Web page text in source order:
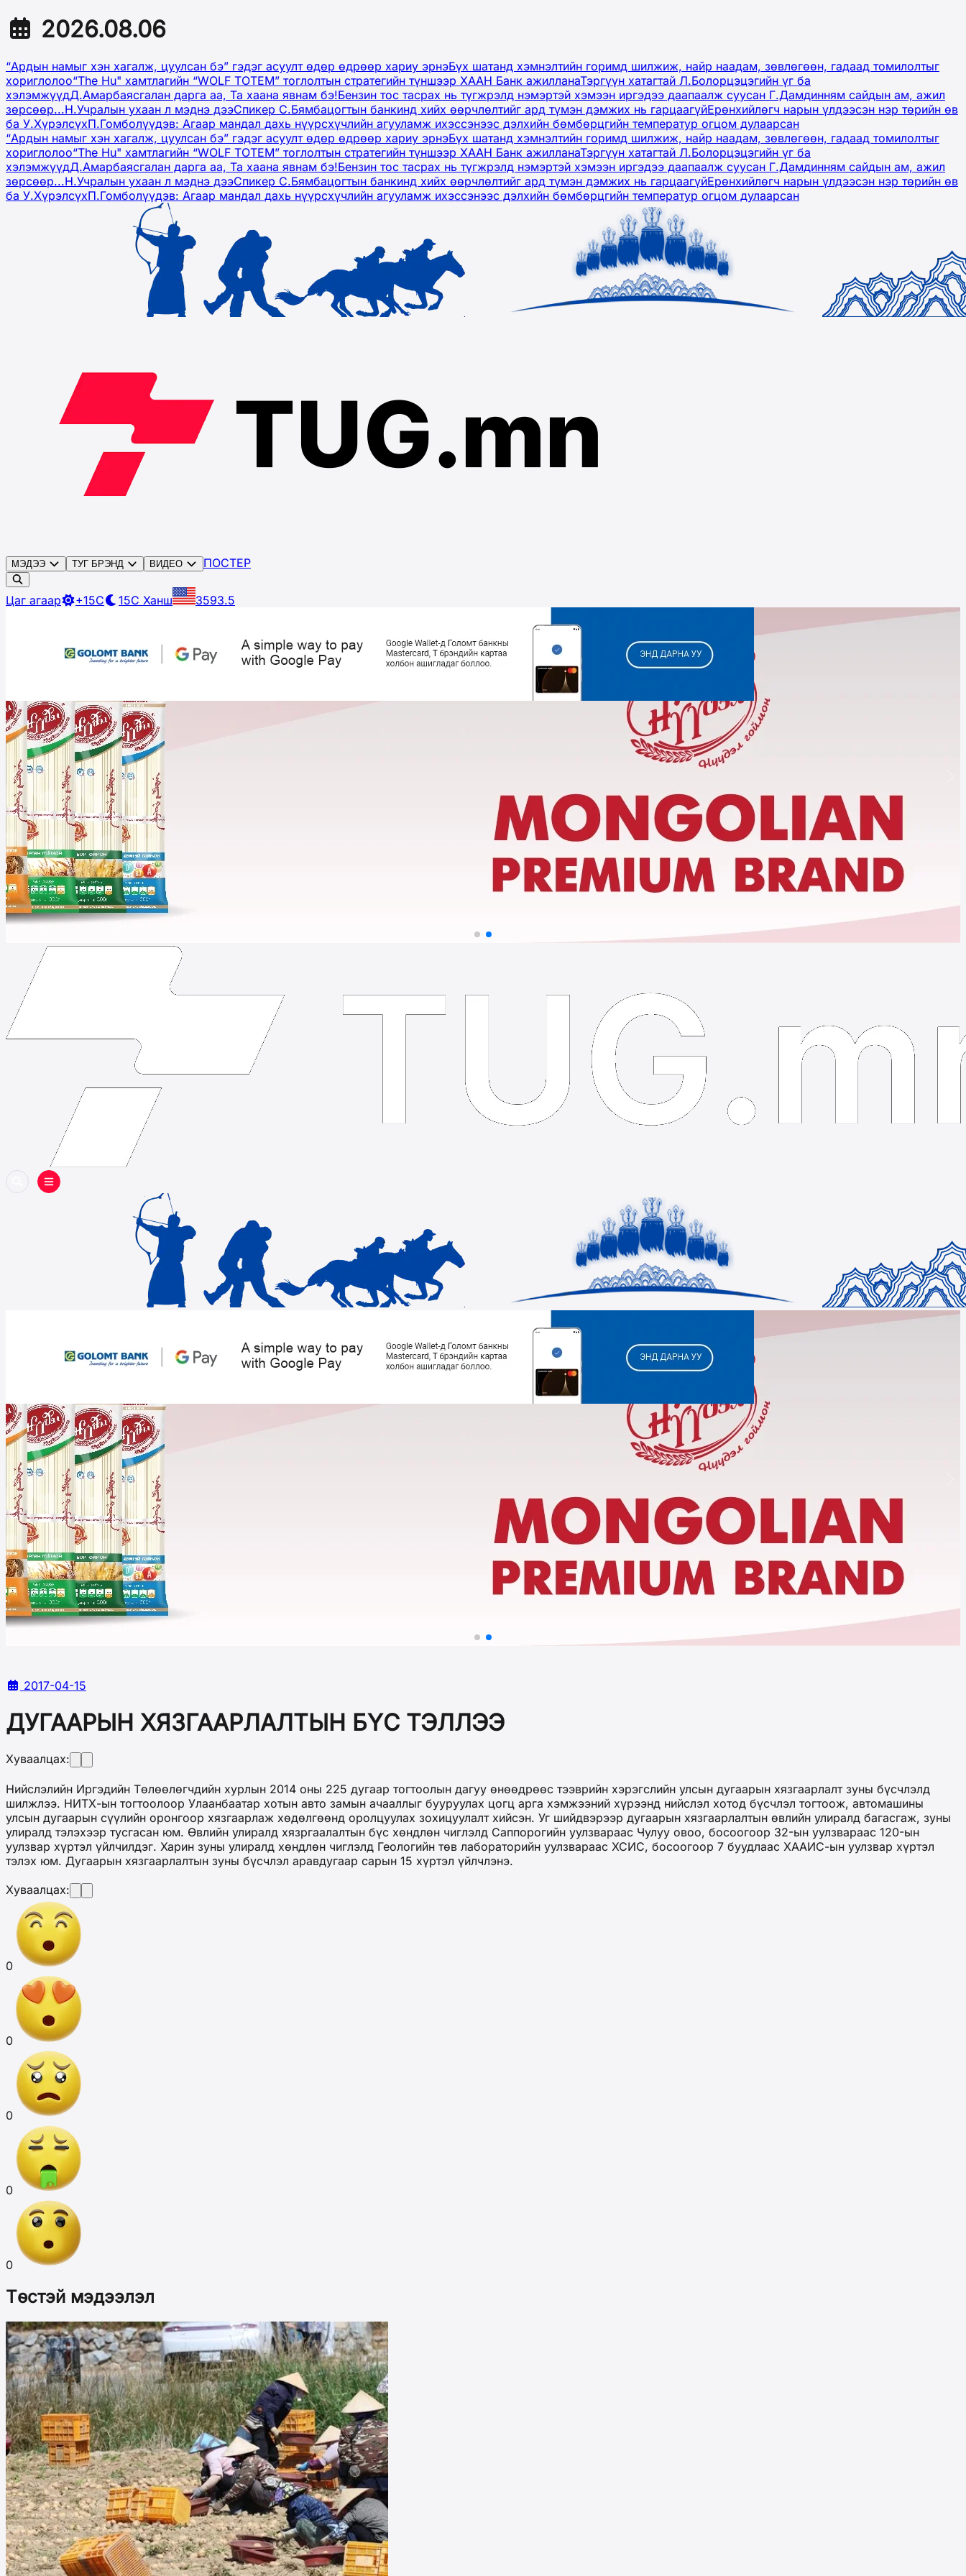
2026.08.06
“Ардын намыг хэн хагалж, цуулсан бэ” гэдэг асуулт өдөр өдрөөр хариу эрнэБүх шатанд хэмнэлтийн горимд шилжиж, найр наадам, зөвлөгөөн, гадаад томилолтыг
хориглолоо“The Hu" хамтлагийн “WOLF TOTEM” тоглолтын стратегийн түншээр ХААН Банк ажилланаТэргүүн хатагтай Л.Болорцэцэгийн үг ба
хэлэмжүүдД.Амарбаясгалан дарга аа, Та хаана явнам бэ!Бензин тос тасрах нь түгжрэлд нэмэртэй хэмээн иргэдээ даапаалж суусан Г.Дамдинням сайдын ам, ажил
зөрсөөр...Н.Учралын ухаан л мэднэ дээСпикер С.Бямбацогтын банкинд хийх өөрчлөлтийг ард түмэн дэмжих нь гарцаагүйЕрөнхийлөгч нарын үлдээсэн нэр төрийн өв
ба У.ХүрэлсүхП.Гомболүүдэв: Агаар мандал дахь нүүрсхүчлийн агууламж ихэссэнээс дэлхийн бөмбөрцгийн температур огцом дулаарсан
“Ардын намыг хэн хагалж, цуулсан бэ” гэдэг асуулт өдөр өдрөөр хариу эрнэБүх шатанд хэмнэлтийн горимд шилжиж, найр наадам, зөвлөгөөн, гадаад томилолтыг
хориглолоо“The Hu" хамтлагийн “WOLF TOTEM” тоглолтын стратегийн түншээр ХААН Банк ажилланаТэргүүн хатагтай Л.Болорцэцэгийн үг ба
хэлэмжүүдД.Амарбаясгалан дарга аа, Та хаана явнам бэ!Бензин тос тасрах нь түгжрэлд нэмэртэй хэмээн иргэдээ даапаалж суусан Г.Дамдинням сайдын ам, ажил
зөрсөөр...Н.Учралын ухаан л мэднэ дээСпикер С.Бямбацогтын банкинд хийх өөрчлөлтийг ард түмэн дэмжих нь гарцаагүйЕрөнхийлөгч нарын үлдээсэн нэр төрийн өв
ба У.ХүрэлсүхП.Гомболүүдэв: Агаар мандал дахь нүүрсхүчлийн агууламж ихэссэнээс дэлхийн бөмбөрцгийн температур огцом дулаарсан
МЭДЭЭ ТУГ БРЭНД ВИДЕО ПОСТЕР
Цаг агаар +15C 15C Ханш 3593.5
2017-04-15
ДУГААРЫН ХЯЗГААРЛАЛТЫН БҮС ТЭЛЛЭЭ
Хуваалцах:
Нийслэлийн Иргэдийн Төлөөлөгчдийн хурлын 2014 оны 225 дугаар тогтоолын дагуу өнөөдрөөс тээврийн хэрэгслийн улсын дугаарын хязгаарлалт зуны бүсчлэлд
шилжлээ. НИТХ-ын тогтоолоор Улаанбаатар хотын авто замын ачааллыг бууруулах цогц арга хэмжээний хүрээнд нийслэл хотод бүсчлэл тогтоож, автомашины
улсын дугаарын сүүлийн оронгоор хязгаарлаж хөдөлгөөнд оролцуулах зохицуулалт хийсэн. Уг шийдвэрээр дугаарын хязгаарлалтын өвлийн улиралд багасгаж, зуны
улиралд тэлэхээр тусгасан юм. Өвлийн улиралд хязргаалалтын бүс хөндлөн чиглэлд Саппорогийн уулзвараас Чулуу овоо, босоогоор 32-ын уулзвараас 120-ын
уулзвар хүртэл үйлчилдэг. Харин зуны улиралд хөндлөн чиглэлд Геологийн төв лабораторийн уулзвараас ХСИС, босоогоор 7 буудлаас ХААИС-ын уулзвар хүртэл
тэлэх юм. Дугаарын хязгаарлалтын зуны бүсчлэл аравдугаар сарын 15 хүртэл үйлчлэнэ.
Хуваалцах:
0
0
0
0
0
Төстэй мэдээлэл